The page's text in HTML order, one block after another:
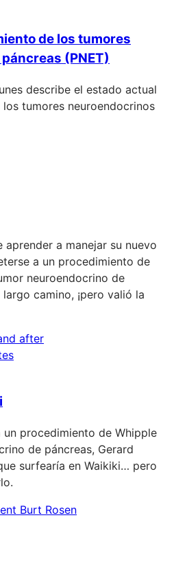
de los tumores
(PNET)
describe el estado actual
tumores neuroendocrinos
a manejar su nuevo
a un procedimiento de
neuroendocrino de
largo camino, ¡pero valió la
un procedimiento de Whipple
de páncreas, Gerard
surfearía en Waikiki… pero